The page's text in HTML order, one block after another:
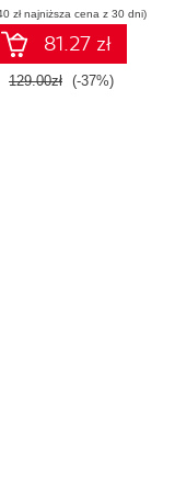
Wydanie IV
zł najniższa cena z 30 dni)
81.27 zł
129.00zł (-37%)